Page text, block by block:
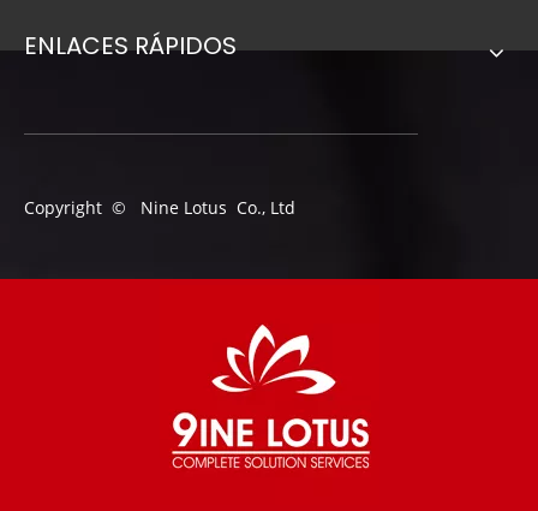
ENLACES RÁPIDOS
Copyright © Nine Lotus Co., Ltd